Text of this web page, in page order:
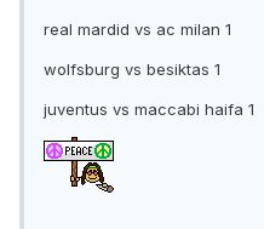
real mardid vs ac milan 1
wolfsburg vs besiktas 1
juventus vs maccabi haifa 1